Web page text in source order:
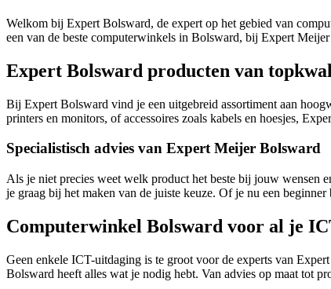
Welkom bij Expert Bolsward, de expert op het gebied van
een van de beste computerwinkels in Bolsward, bij Expert
Expert Bolsward producten van
Bij Expert Bolsward vind je een uitgebreid assortiment aan
printers en monitors, of accessoires zoals kabels en hoesjes,
Specialistisch advies van Expert Meijer Bolsward
Als je niet precies weet welk product het beste bij jouw wensen
je graag bij het maken van de juiste keuze. Of je nu een
Computerwinkel Bolsward voor al je
Geen enkele ICT-uitdaging is te groot voor de experts van
Bolsward heeft alles wat je nodig hebt. Van advies op maat tot